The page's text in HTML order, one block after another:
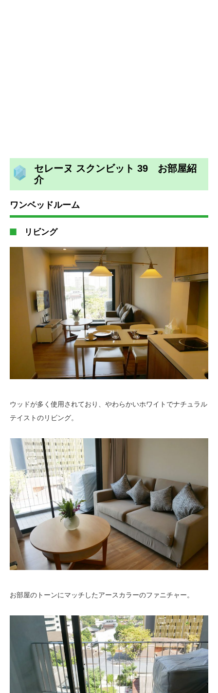
セレーヌ スクンビット 39 お部屋紹
介
ワンベッドルーム
リビング
ウッドが多く使用されており、やわらかいホワイトでナチュラル
テイストのリビング。
お部屋のトーンにマッチしたアースカラーのファニチャー。